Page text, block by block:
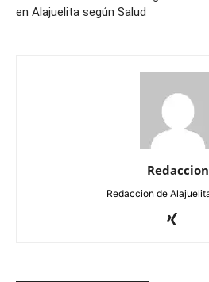
en Alajuelita según Salud
Redaccion
Redaccion de